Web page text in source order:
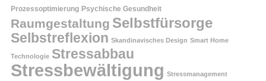
Prozessoptimierung Psychische Gesundheit
Raumgestaltung Selbstfürsorge
Selbstreflexion Skandinavisches Design Smart Home
Technologie Stressabbau
Stressbewältigung Stressmanagement